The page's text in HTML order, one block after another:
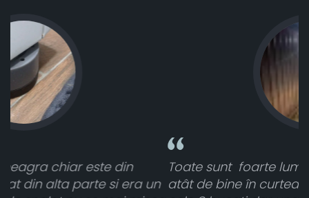
Toate sunt foarte luminoase și funcționează
atât de bine în curtea din spate. A primit toate